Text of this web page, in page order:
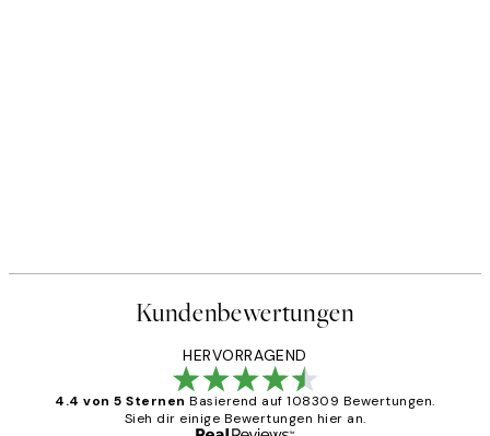
Kundenbewertungen
HERVORRAGEND
4.4 von 5 Sternen Basierend auf 108309 Bewertungen.
Sieh dir einige Bewertungen hier an.